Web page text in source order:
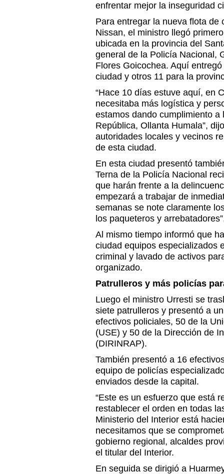
enfrentar mejor la inseguridad
Para entregar la nueva flota de
Nissan, el ministro llegó
ubicada en la provincia del
general de la Policía Nacional,
Flores Goicochea. Aquí
ciudad y otros 11 para la
“Hace 10 días estuve aquí, en
necesitaba más logística y
estamos dando cumplimiento
República, Ollanta Humala”,
autoridades locales y vecinos
de esta ciudad.
En esta ciudad presentó
Terna de la Policía Nacional
que harán frente a la
empezará a trabajar de
semanas se note claramente
los paqueteros y
Al mismo tiempo informó que
ciudad equipos especializados
criminal y lavado de activos
organizado.
Patrulleros y más policías
Luego el ministro Urresti se
siete patrulleros y presentó a
efectivos policiales, 50 de la
(USE) y 50 de la Dirección de
(DIRINRAP).
También presentó a 16
equipo de policías
enviados desde la capital.
“Este es un esfuerzo que está
restablecer el orden en todas
Ministerio del Interior está
necesitamos que se
gobierno regional, alcaldes
el titular del Interior.
En seguida se dirigió a